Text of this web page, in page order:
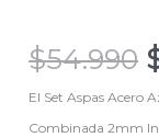
$54.990
El Set Aspas Acero
Combinada 2mm